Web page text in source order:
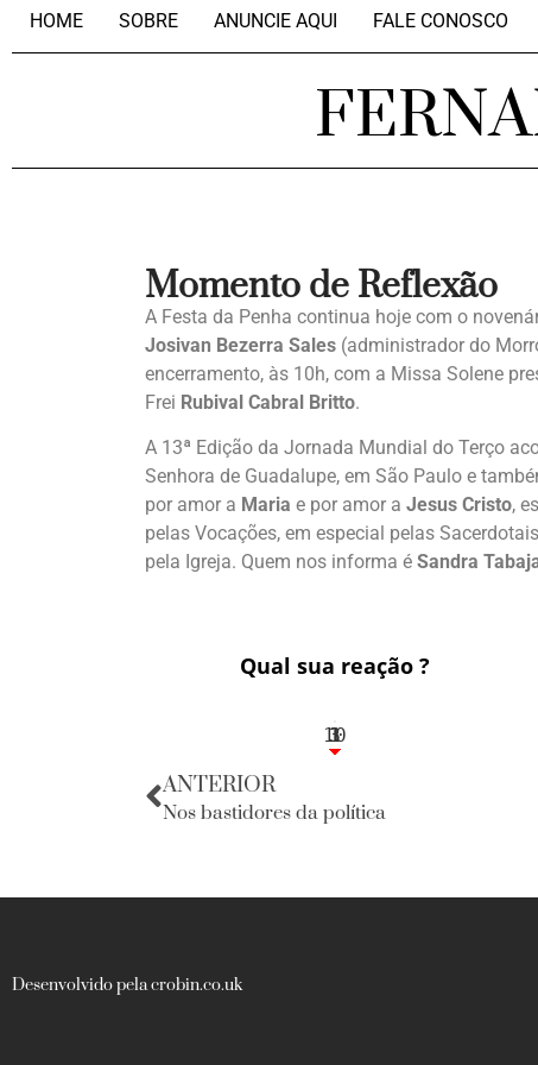
HOME SOBRE ANUNCIE AQUI FALE CONOSCO
Momento de Reflexão
A Festa da Penha continua hoje com o
Josivan Bezerra Sales (administrador do
encerramento, às 10h, com a Missa Solene
Frei Rubival Cabral Britto.
A 13ª Edição da Jornada Mundial do Terço
Senhora de Guadalupe, em São Paulo e
por amor a Maria e por amor a Jesus Cristo,
pelas Vocações, em especial pelas
pela Igreja. Quem nos informa é Sandra
Qual sua reação ?
3
1
1
3
10
ANTERIOR
Nos bastidores da política
Desenvolvido pela crobin.co.uk